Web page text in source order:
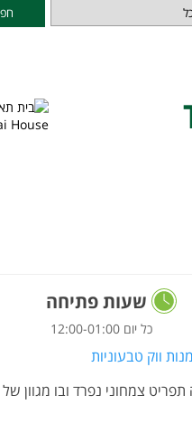
שעות פתיחה
כל יום 12:00-01:00
מנות ווק טבעוניות
צמחוני נפרד ובו מגוון